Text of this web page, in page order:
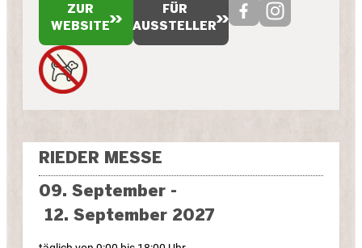
ZUR
WEBSITE
FÜR
AUSSTELLER
RIEDER MESSE
09. September -
12. September 2027